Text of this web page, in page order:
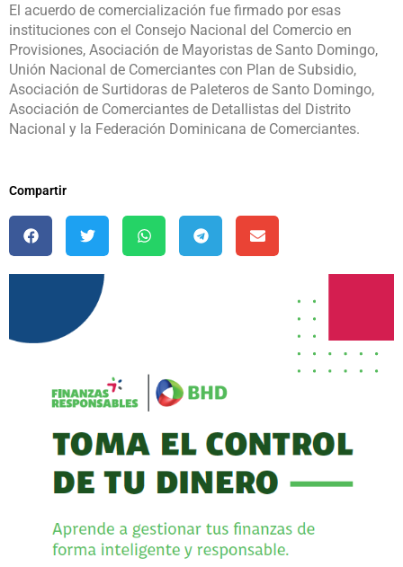
El acuerdo de comercialización fue firmado por esas
instituciones con el Consejo Nacional del Comercio en
Provisiones, Asociación de Mayoristas de Santo Domingo,
Unión Nacional de Comerciantes con Plan de Subsidio,
Asociación de Surtidoras de Paleteros de Santo Domingo,
Asociación de Comerciantes de Detallistas del Distrito
Nacional y la Federación Dominicana de Comerciantes.
Compartir